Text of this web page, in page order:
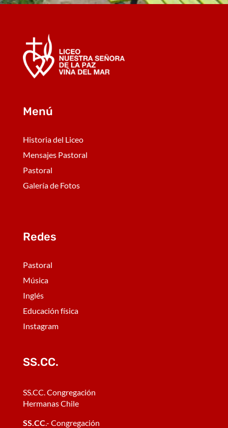
Menú
Historia del Liceo
Mensajes Pastoral
Pastoral
Galería de Fotos
Redes
Pastoral
Música
Inglés
Educación física
Instagram
SS.CC.
SS.CC. Congregación
Hermanas Chile
SS.CC.- Congregación